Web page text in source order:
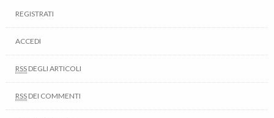
REGISTRATI
ACCEDI
RSS DEGLI ARTICOLI
RSS DEI COMMENTI